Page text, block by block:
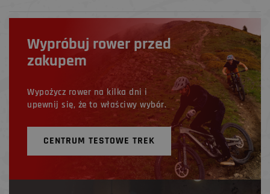
Wypróbuj rower przed
zakupem
Wypożycz rower na kilka dni i
upewnij się, że to właściwy wybór.
CENTRUM TESTOWE TREK